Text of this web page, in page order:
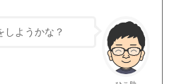
しようかな？